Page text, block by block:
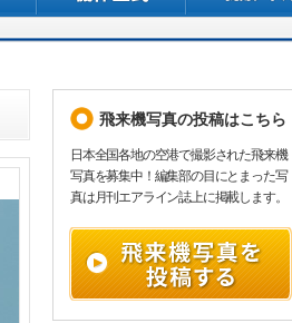
飛来機写真の投稿はこちら
日本全国各地の空港で撮影された飛来機
写真を募集中！編集部の目にとまった写
真は月刊エアライン誌上に掲載します。